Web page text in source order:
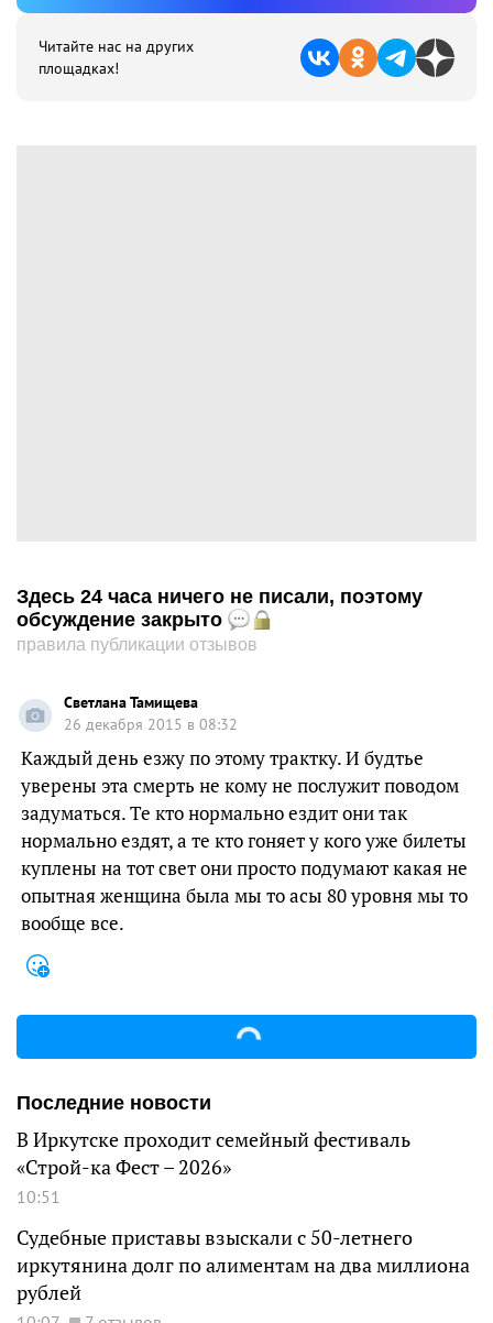
Читайте нас на других
площадках!
Здесь 24 часа ничего не писали, поэтому
обсуждение закрыто
правила публикации отзывов
Светлана Тамищева
26 декабря 2015 в 08:32
Каждый день езжу по этому трактку. И будтье
уверены эта смерть не кому не послужит поводом
задуматься. Те кто нормально ездит они так
нормально ездят, а те кто гоняет у кого уже билеты
куплены на тот свет они просто подумают какая не
опытная женщина была мы то асы 80 уровня мы то
вообще все.
Последние новости
В Иркутске проходит семейный фестиваль
«Строй-ка Фест – 2026»
10:51
Судебные приставы взыскали с 50-летнего
иркутянина долг по алиментам на два миллиона
рублей